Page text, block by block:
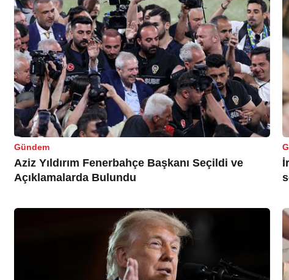
Gündem
Aziz Yıldırım Fenerbahçe Başkanı Seçildi ve
Açıklamalarda Bulundu